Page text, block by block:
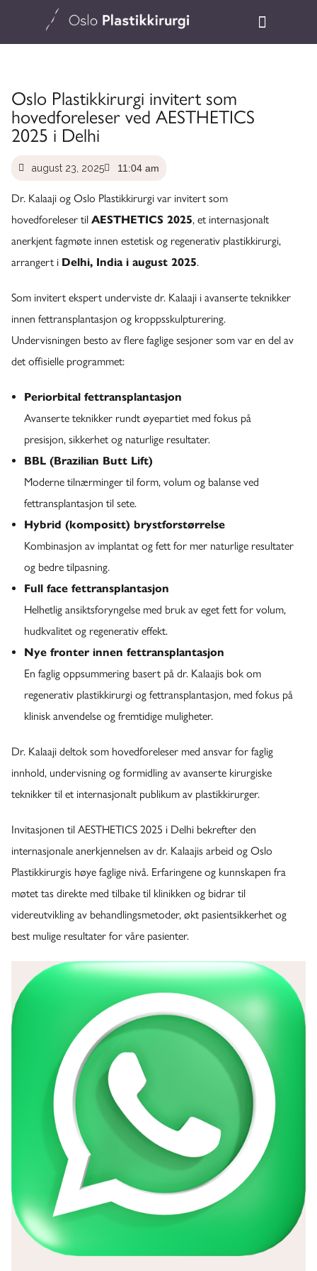
Oslo Plastikkirurgi invitert som
hovedforeleser ved AESTHETICS
2025 i Delhi
august 23, 2025 11:04 am
Dr. Kalaaji og Oslo Plastikkirurgi var invitert som
hovedforeleser til AESTHETICS 2025, et internasjonalt
anerkjent fagmøte innen estetisk og regenerativ plastikkirurgi,
arrangert i Delhi, India i august 2025.
Som invitert ekspert underviste dr. Kalaaji i avanserte teknikker
innen fettransplantasjon og kroppsskulpturering.
Undervisningen besto av flere faglige sesjoner som var en del av
det offisielle programmet:
Periorbital fettransplantasjon
Avanserte teknikker rundt øyepartiet med fokus på
presisjon, sikkerhet og naturlige resultater.
BBL (Brazilian Butt Lift)
Moderne tilnærminger til form, volum og balanse ved
fettransplantasjon til sete.
Hybrid (kompositt) brystforstørrelse
Kombinasjon av implantat og fett for mer naturlige resultater
og bedre tilpasning.
Full face fettransplantasjon
Helhetlig ansiktsforyngelse med bruk av eget fett for volum,
hudkvalitet og regenerativ effekt.
Nye fronter innen fettransplantasjon
En faglig oppsummering basert på dr. Kalaajis bok om
regenerativ plastikkirurgi og fettransplantasjon, med fokus på
klinisk anvendelse og fremtidige muligheter.
Dr. Kalaaji deltok som hovedforeleser med ansvar for faglig
innhold, undervisning og formidling av avanserte kirurgiske
teknikker til et internasjonalt publikum av plastikkirurger.
Invitasjonen til AESTHETICS 2025 i Delhi bekrefter den
internasjonale anerkjennelsen av dr. Kalaajis arbeid og Oslo
Plastikkirurgis høye faglige nivå. Erfaringene og kunnskapen fra
møtet tas direkte med tilbake til klinikken og bidrar til
videreutvikling av behandlingsmetoder, økt pasientsikkerhet og
best mulige resultater for våre pasienter.